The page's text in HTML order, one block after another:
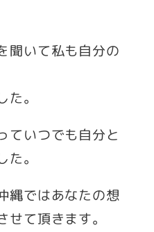
聞いて私も自分の
。
ていつでも自分と
。
縄ではあなたの想
て頂きます。